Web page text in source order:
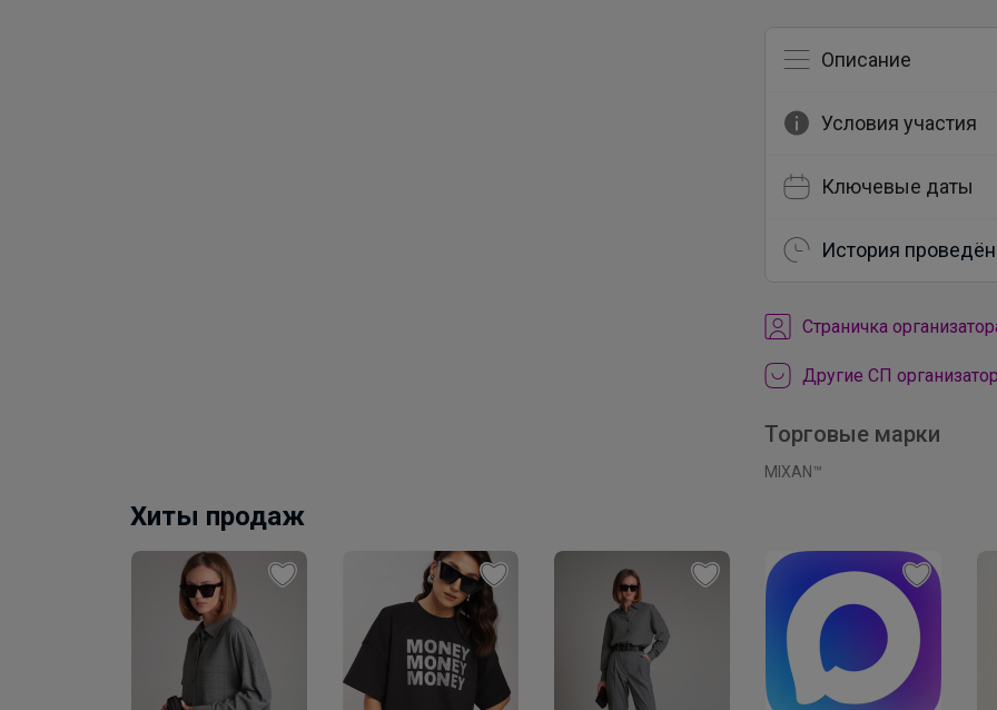
Описание
Условия участия
Ключевые даты
История
Cтраничка
Другие СП
Торговые марки
MIXAN™
Хиты продаж